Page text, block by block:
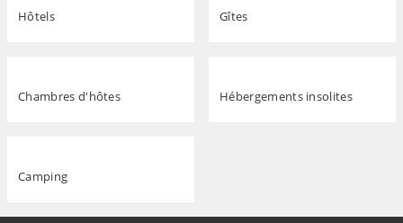
Hôtels Gîtes
Chambres d'hôtes Hébergements insolites
Camping